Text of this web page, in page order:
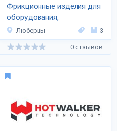
Фрикционные изделия для
оборудования,
спец.техники
Люберцы 3
0 отзывов